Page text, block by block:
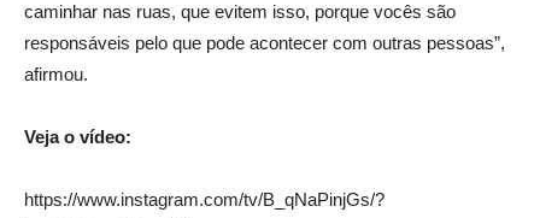
caminhar nas ruas, que evitem isso, porque vocês são
responsáveis pelo que pode acontecer com outras pessoas”,
afirmou.
Veja o vídeo:
https://www.instagram.com/tv/B_qNaPinjGs/?